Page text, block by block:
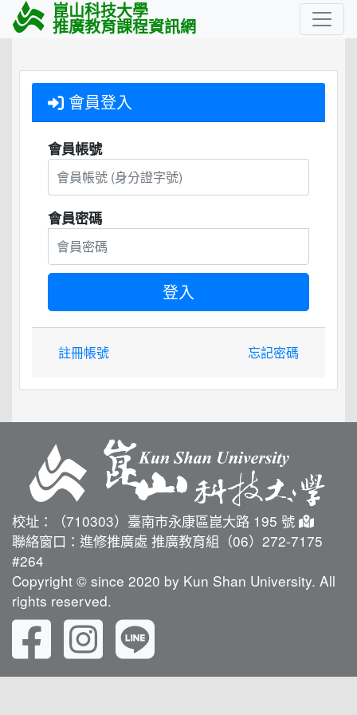
崑山科技大學
推廣教育課程資訊網
會員登入
會員帳號
會員密碼
註冊帳號 忘記密碼
校址：（710303）臺南市永康區崑大路 195 號
聯絡窗口：進修推廣處 推廣教育組（06）272-7175
#264
Copyright © since 2020 by Kun Shan University. All
rights reserved.